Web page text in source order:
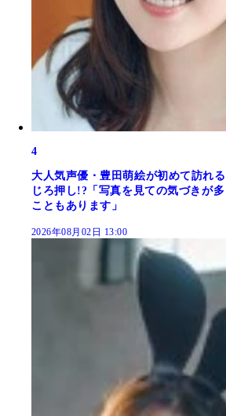
4
大人気声優・豊田萌絵が初めて訪れ
じろ押し!?「写真を見ての気づきが
こともあります」
2026年08月02日 13:00